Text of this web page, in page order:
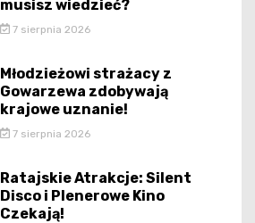
musisz wiedzieć?
7 sierpnia 2026
Młodzieżowi strażacy z
Gowarzewa zdobywają
krajowe uznanie!
7 sierpnia 2026
Ratajskie Atrakcje: Silent
Disco i Plenerowe Kino
Czekają!